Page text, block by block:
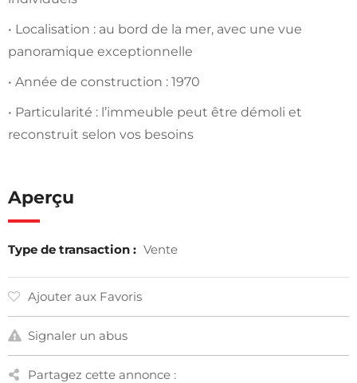
• Localisation : au bord de la mer, avec une vue
panoramique exceptionnelle
• Année de construction : 1970
• Particularité : l’immeuble peut être démoli et
reconstruit selon vos besoins
Aperçu
Type de transaction : Vente
Ajouter aux Favoris
Signaler un abus
Partagez cette annonce :